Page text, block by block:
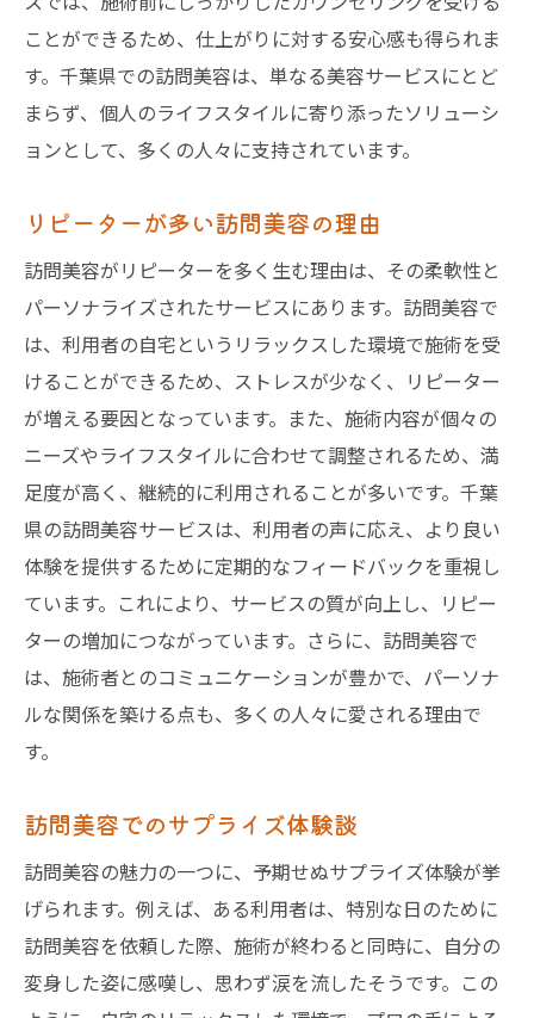
ことができるため、仕上がりに対する安心感も得られま
す。千葉県での訪問美容は、単なる美容サービスにとど
まらず、個人のライフスタイルに寄り添ったソリューシ
ョンとして、多くの人々に支持されています。
リピーターが多い訪問美容の理由
訪問美容がリピーターを多く生む理由は、その柔軟性と
パーソナライズされたサービスにあります。訪問美容で
は、利用者の自宅というリラックスした環境で施術を受
けることができるため、ストレスが少なく、リピーター
が増える要因となっています。また、施術内容が個々の
ニーズやライフスタイルに合わせて調整されるため、満
足度が高く、継続的に利用されることが多いです。千葉
県の訪問美容サービスは、利用者の声に応え、より良い
体験を提供するために定期的なフィードバックを重視し
ています。これにより、サービスの質が向上し、リピー
ターの増加につながっています。さらに、訪問美容で
は、施術者とのコミュニケーションが豊かで、パーソナ
ルな関係を築ける点も、多くの人々に愛される理由で
す。
訪問美容でのサプライズ体験談
訪問美容の魅力の一つに、予期せぬサプライズ体験が挙
げられます。例えば、ある利用者は、特別な日のために
訪問美容を依頼した際、施術が終わると同時に、自分の
変身した姿に感嘆し、思わず涙を流したそうです。この